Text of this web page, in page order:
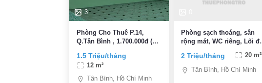
3
Phòng Cho Thuê P.14,
Q.Tân Bình , 1.700.000đ (
1.5 Triệu/tháng
12 m²
Tân Bình, Hồ Chí Minh
Phòng sạch thoáng, sân
rộng mát, WC riêng, Lối đi
người độc thân
2 Triệu/tháng 20 m²
Tân Bình, Hồ Chí Minh